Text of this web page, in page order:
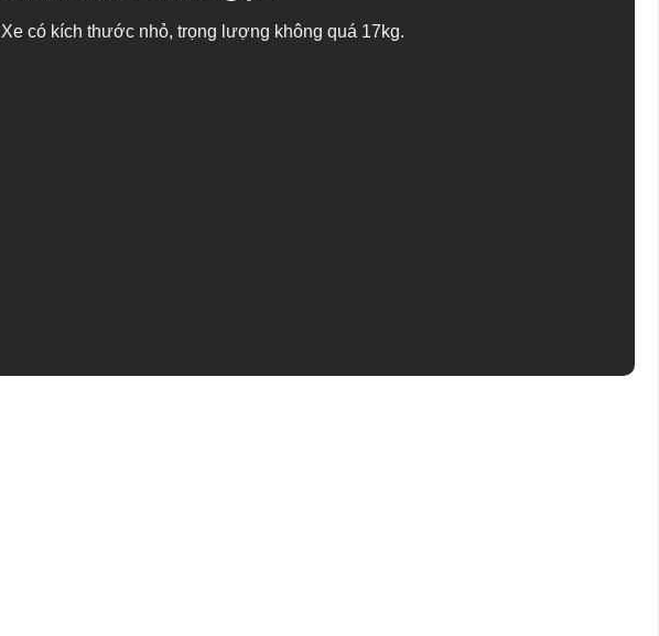
Xe có kích thước nhỏ, trọng lượng không quá 17kg.